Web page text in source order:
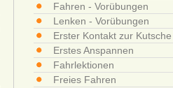
Fahren - Vorübungen
Lenken - Vorübungen
Erster Kontakt zur Kutsche
Erstes Anspannen
Fahrlektionen
Freies Fahren